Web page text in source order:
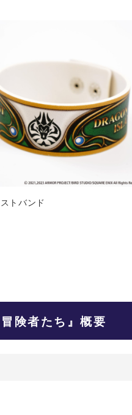
トバンド
険者たち』概要